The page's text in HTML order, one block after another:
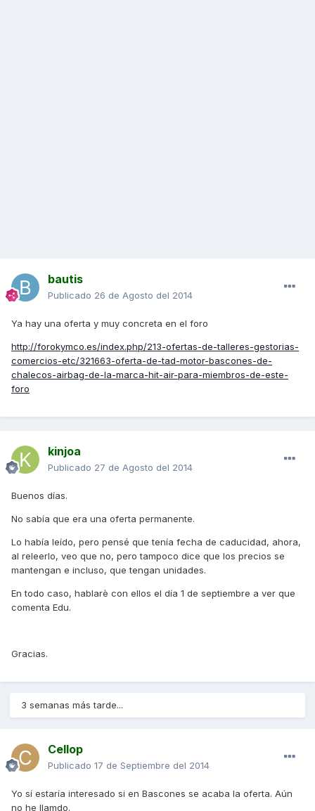
bautis
Publicado 26 de Agosto del 2014
Ya hay una oferta y muy concreta en el foro
http://forokymco.es/index.php/213-ofertas-de-talleres-gestorias-
comercios-etc/321663-oferta-de-tad-motor-bascones-de-
chalecos-airbag-de-la-marca-hit-air-para-miembros-de-este-
foro
kinjoa
Publicado 27 de Agosto del 2014
Buenos días.
No sabía que era una oferta permanente.
Lo había leído, pero pensé que tenía fecha de caducidad, ahora,
al releerlo, veo que no, pero tampoco dice que los precios se
mantengan e incluso, que tengan unidades.
En todo caso, hablarè con ellos el día 1 de septiembre a ver que
comenta Edu.
Gracias.
3 semanas más tarde...
Cellop
Publicado 17 de Septiembre del 2014
Yo sí estaría interesado si en Bascones se acaba la oferta. Aún
no he llamdo.